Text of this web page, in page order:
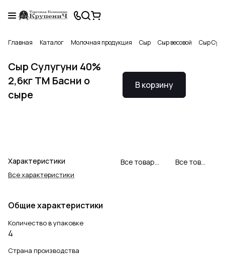
Главная Каталог Молочная продукция Сыр Сыр весовой Сыр
Сыр Сулугуни 40%
2,6кг ТМ Басни о
сыре
Характеристики
Все характеристики
В корзину
Все товары Басни о сыре Все товары категории
Общие характеристики
Количество в упаковке
4
Страна производства